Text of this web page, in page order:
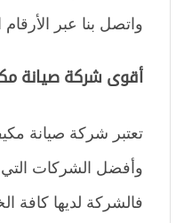
واتصل بنا عبر
أقوى شركة صيانة
تعتبر شركة صيانة
وأفضل الشركات
فالشركة لديها كافة